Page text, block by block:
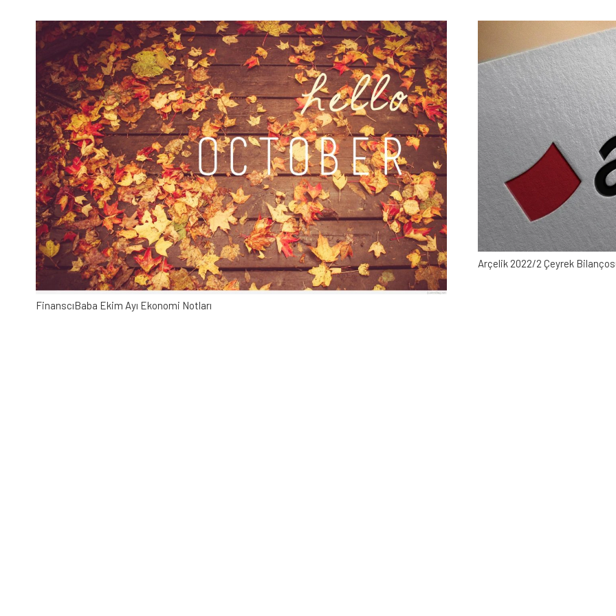
FinanscıBaba Ekim Ayı Ekonomi Notları
Arçelik 2022/2 Çeyrek